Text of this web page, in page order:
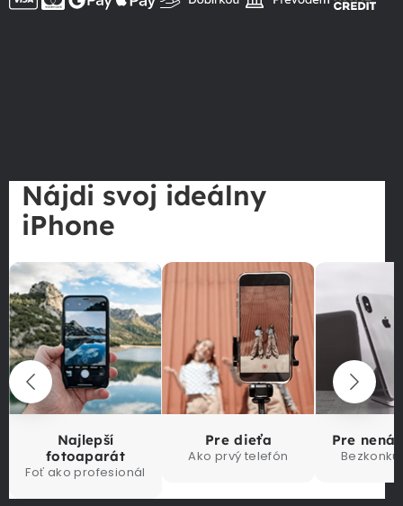
Nájdi svoj ideálny
iPhone
Najlepší
fotoaparát
Foť ako profesionál
Pre dieťa
Ako prvý telefón
Pre